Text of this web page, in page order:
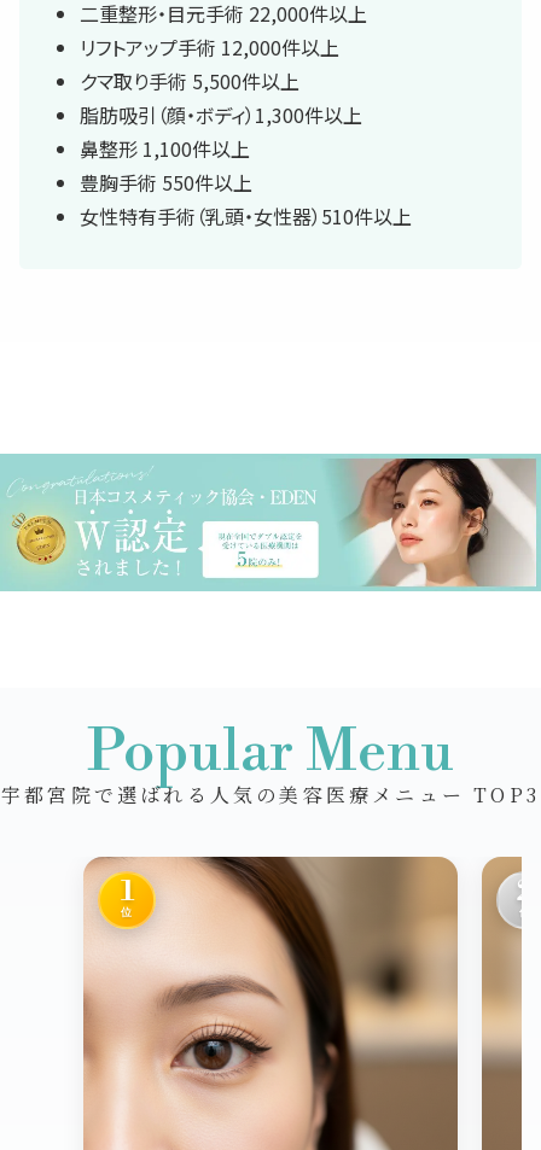
二重整形・目元手術 22,000件以上
リフトアップ手術 12,000件以上
クマ取り手術 5,500件以上
脂肪吸引（顔・ボディ）1,300件以上
鼻整形 1,100件以上
豊胸手術 550件以上
女性特有手術（乳頭・女性器）510件以上
Popular Menu
宇都宮院で選ばれる人気の美容医療メニュー TOP3
1
位
2
位